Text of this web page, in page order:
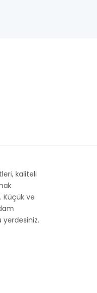
kaliteli
Küçük ve
yerdesiniz.